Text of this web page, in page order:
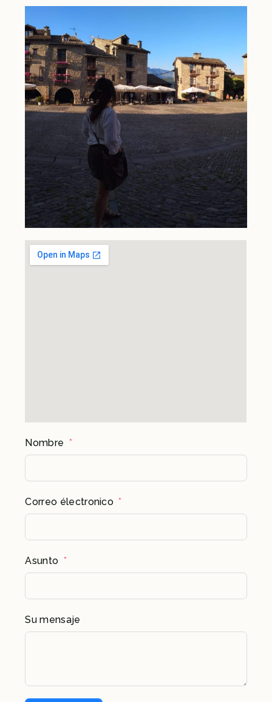
Nombre
Correo électronico
Asunto
Su mensaje